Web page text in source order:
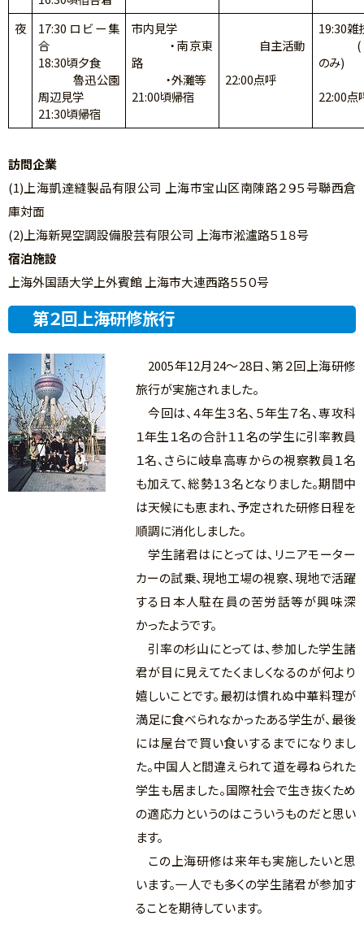
夜
17:30ロビー集
合
18:30頃夕食
魯迅公園
周辺見学
21:30頃帰宿
市内見学
・南京東
路
・外灘等
21:00頃帰宿
自主活動
22:00点呼
19:30雑
(希
のみ)
22:00点
訪問企業
(1)上海凱達縫製品有限公司 上海市宝山区南陳路２９５号聯西倉
庫対面
(2)上海新晃空調設備股芸有限公司 上海市淞瀘路５１８号
宿泊施設
上海外国語大学上外賓館 上海市大連西路５５０号
第２回上海研修旅行
2005年12月24～28日、第２回上海研修
旅行が実施されました。
今回は、４年生３名、５年生７名、専攻科
１年生１名の合計１１名の学生に引率教員
１名、さらに岐阜高専からの視察教員１名
も加えて、総勢１３名となりました。期間中
は天候にも恵まれ、予定された研修日程を
順調に消化しました。
学生諸君はにとっては、リニアモーター
カーの試乗、現地工場の視察、現地で活躍
する日本人駐在員の苦労話等が興味深
かったようです。
引率の杉山にとっては、参加した学生諸
君が目に見えてたくましくなるのが何より
嬉しいことです。最初は慣れぬ中華料理が
満足に食べられなかったある学生が、最後
には屋台で買い食いするまでになりまし
た。中国人と間違えられて道を尋ねられた
学生も居ました。国際社会で生き抜くため
の適応力というのはこういうものだと思い
ます。
この上海研修は来年も実施したいと思
います。一人でも多くの学生諸君が参加す
ることを期待しています。